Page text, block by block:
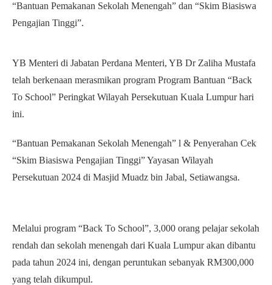
“Bantuan Pemakanan Sekolah Menengah” dan “Skim Biasiswa
Pengajian Tinggi”.
YB Menteri di Jabatan Perdana Menteri, YB Dr Zaliha Mustafa
telah berkenaan merasmikan program Program Bantuan “Back
To School” Peringkat Wilayah Persekutuan Kuala Lumpur hari
ini.
“Bantuan Pemakanan Sekolah Menengah” l & Penyerahan Cek
“Skim Biasiswa Pengajian Tinggi” Yayasan Wilayah
Persekutuan 2024 di Masjid Muadz bin Jabal, Setiawangsa.
Melalui program “Back To School”, 3,000 orang pelajar sekolah
rendah dan sekolah menengah dari Kuala Lumpur akan dibantu
pada tahun 2024 ini, dengan peruntukan sebanyak RM300,000
yang telah dikumpul.